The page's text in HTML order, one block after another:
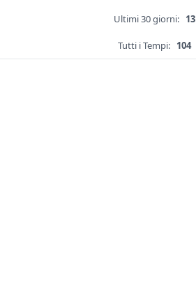
Ultimi 30 giorni: 13
Tutti i Tempi: 104